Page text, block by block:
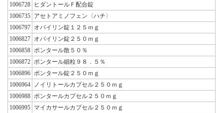
1006728
ヒダントールＦ配合錠
1006735 アセトアミノフェン〈ハチ〉
1006797 オパイリン錠１２５ｍｇ
1006827 オパイリン錠２５０ｍｇ
1006858 ポンタール散５０％
1006872 ポンタール細粒９８．５％
1006896 ポンタール錠２５０ｍｇ
1006964
ノイリトールカプセル２５０ｍｇ
1006988 ポンタールカプセル２５０ｍｇ
1006995 マイカサールカプセル２５０ｍｇ